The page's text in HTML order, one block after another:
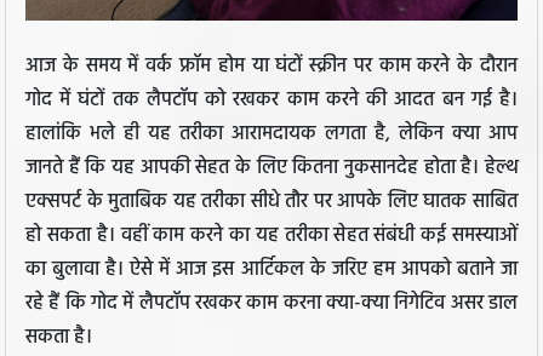
आज के समय में वर्क फ्रॉम होम या घंटों स्क्रीन पर काम करने के दौरान
गोद में घंटों तक लैपटॉप को रखकर काम करने की आदत बन गई है।
हालांकि भले ही यह तरीका आरामदायक लगता है, लेकिन क्या आप
जानते हैं कि यह आपकी सेहत के लिए कितना नुकसानदेह होता है। हेल्थ
एक्सपर्ट के मुताबिक यह तरीका सीधे तौर पर आपके लिए घातक साबित
हो सकता है। वहीं काम करने का यह तरीका सेहत संबंधी कई समस्याओं
का बुलावा है। ऐसे में आज इस आर्टिकल के जरिए हम आपको बताने जा
रहे हैं कि गोद में लैपटॉप रखकर काम करना क्या-क्या निगेटिव असर डाल
सकता है।